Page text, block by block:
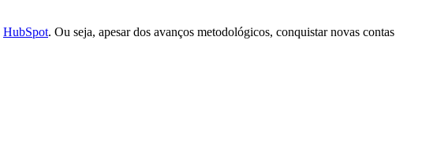
HubSpot. Ou seja, apesar dos avanços metodológicos, conquistar novas contas